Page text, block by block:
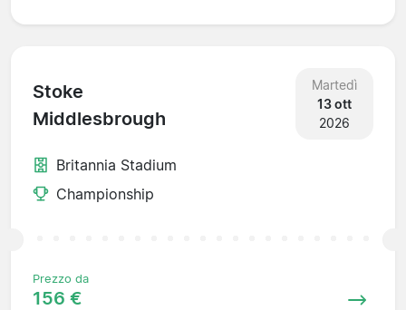
Stoke
Middlesbrough
Martedì
13 ott
2026
Britannia Stadium
Championship
Prezzo da
156 €